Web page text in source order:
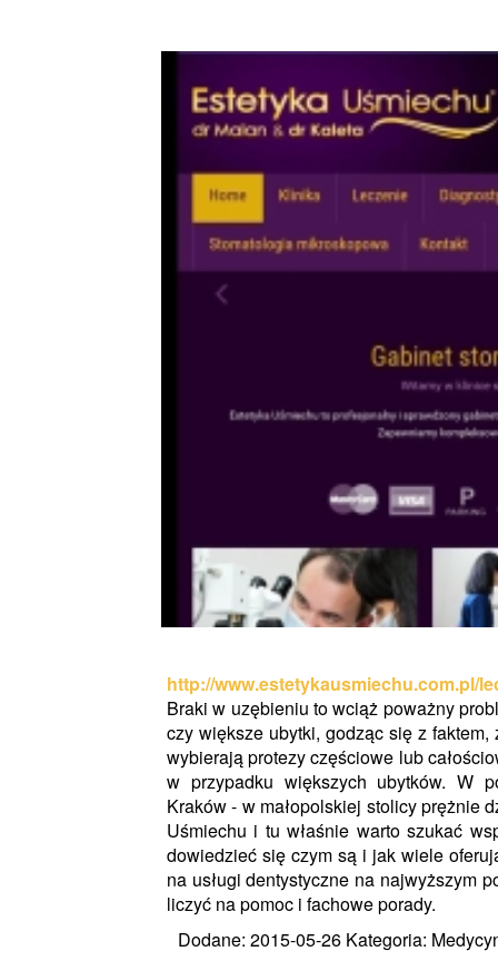
http://www.estetykausmiechu.com.pl/
Braki w uzębieniu to wciąż poważny
czy większe ubytki, godząc się z
wybierają protezy częściowe lub
w przypadku większych ubytków. W
Kraków - w małopolskiej stolicy prężnie
Uśmiechu i tu właśnie warto szukać
dowiedzieć się czym są i jak wiele
na usługi dentystyczne na najwyższym
liczyć na pomoc i fachowe porady.
Dodane: 2015-05-26 Kategoria: